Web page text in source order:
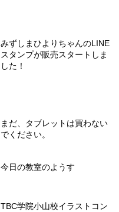
みずしまひよりちゃんのLINE
スタンプが販売スタートしま
した！
まだ、タブレットは買わない
でください。
今日の教室のようす
TBC学院小山校イラストコン